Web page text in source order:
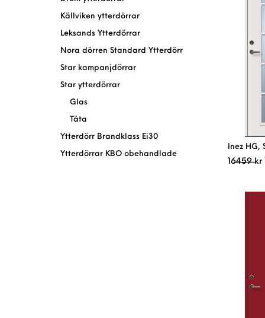
Källviken ytterdörrar
Leksands Ytterdörrar
Nora dörren Standard Ytterdörr
Star kampanjdörrar
Star ytterdörrar
Glas
Täta
Ytterdörr Brandklass Ei30
Ytterdörrar KBO obehandlade
Inez HG,
16459kr